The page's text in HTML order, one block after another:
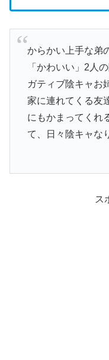
からかい上手な弟
「かわいい」2人
ガティブ陰キャお
家に連れてくる友
にもかまってくれ
て、日々陰キャな
ス